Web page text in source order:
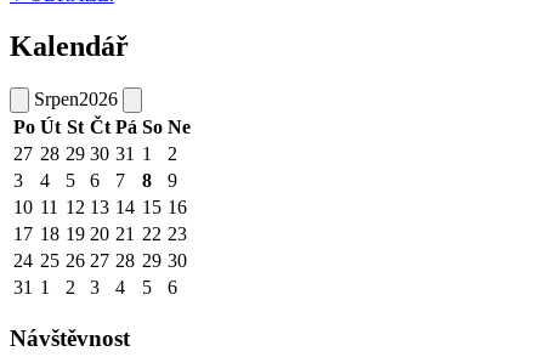
Kalendář
Srpen2026
Po Út St Čt Pá So Ne
27 28 29 30 31 1
2
3
4 5 6 7 8
9
10 11 12 13 14 15 16
17 18 19 20 21 22 23
24 25 26 27 28 29 30
31 1 2 3 4 5 6
Návštěvnost